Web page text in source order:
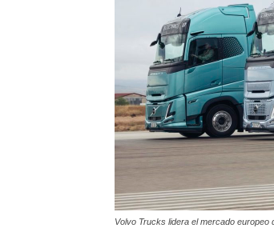
Volvo Trucks lidera el mercado europeo